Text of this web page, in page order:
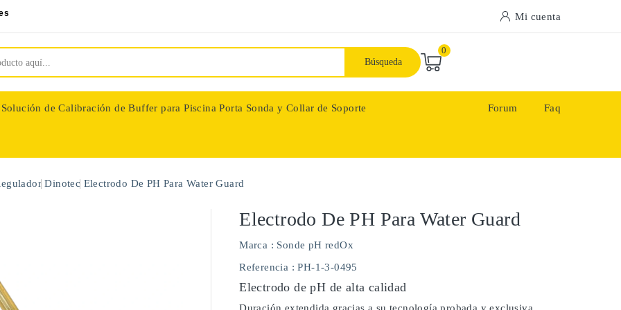
Mi cuenta
Búsqueda
0
Solución de Calibración de Buffer para Piscina Porta Sonda y Collar de Soporte Forum Faq
Dinotec Electrodo De PH Para Water Guard
Electrodo De PH Para Water Guard
Marca : Sonde pH redOx
Referencia : PH-1-3-0495
Electrodo de pH de alta calidad